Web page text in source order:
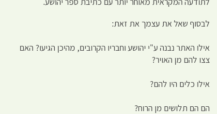
לבסוף שאל את עצמך את זאת:
אילו האתר נבנה ע"י יהושע וחבריו הקרובים, מהיכן הגיעו? האם
צצו להם מן האויר?
אילו כלים היו להם?
הם הם תלושים מן הרוח?